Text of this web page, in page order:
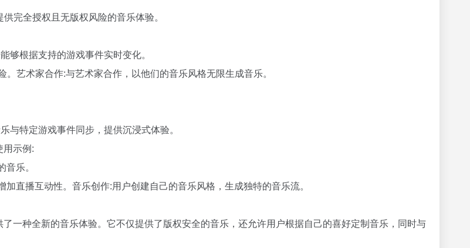
完全授权且无版权风险的音乐体验。
够根据支持的游戏事件实时变化。
艺术家合作:与艺术家合作，以他们的音乐风格无限生成音乐。
与特定游戏事件同步，提供沉浸式体验。
用示例:
乐。
直播互动性。音乐创作:用户创建自己的音乐风格，生成独特的音乐流。
一种全新的音乐体验。它不仅提供了版权安全的音乐，还允许用户根据自己的喜好定制音乐，同时与